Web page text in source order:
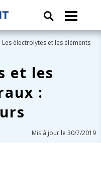
Les électrolytes et les éléments
et les
:
Mis à jour le 30/7/2019